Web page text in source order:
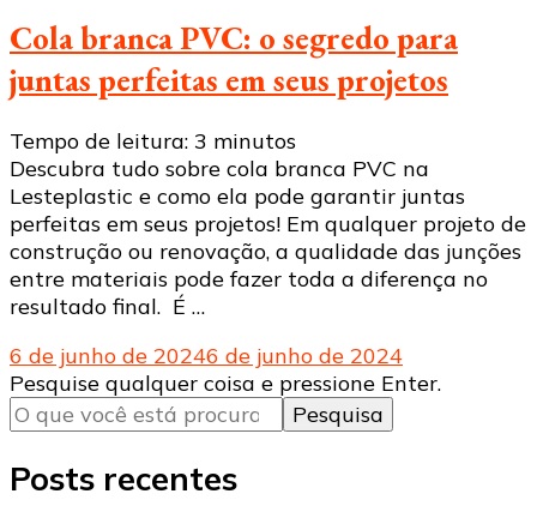
Cola branca PVC: o segredo para
juntas perfeitas em seus projetos
Tempo de leitura: 3 minutos
Descubra tudo sobre cola branca PVC na
Lesteplastic e como ela pode garantir juntas
perfeitas em seus projetos! Em qualquer projeto de
construção ou renovação, a qualidade das junções
entre materiais pode fazer toda a diferença no
resultado final. É …
6 de junho de 20246 de junho de 2024
Procurando
algo?
Pesquise qualquer coisa e pressione Enter.
Posts recentes